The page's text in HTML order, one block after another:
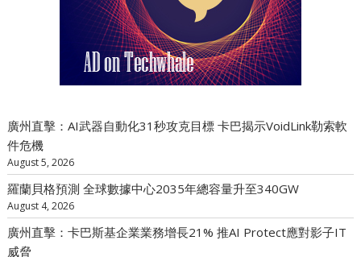
廣州直擊：AI武器自動化31秒攻克目標 卡巴揭示VoidLink勒索軟
件危機
August 5, 2026
羅蘭貝格預測 全球數據中心2035年總容量升至340GW
August 4, 2026
廣州直擊：卡巴斯基企業業務增長21% 推AI Protect應對影子IT
威脅